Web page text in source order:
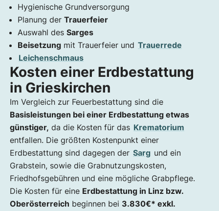
Hygienische Grundversorgung
Planung der Trauerfeier
Auswahl des Sarges
Beisetzung mit Trauerfeier und Trauerrede
Leichenschmaus
Kosten einer Erdbestattung
in Grieskirchen
Im Vergleich zur Feuerbestattung sind die
Basisleistungen bei einer Erdbestattung etwas
günstiger, da die Kosten für das Krematorium
entfallen. Die größten Kostenpunkt einer
Erdbestattung sind dagegen der Sarg und ein
Grabstein, sowie die Grabnutzungskosten,
Friedhofsgebühren und eine mögliche Grabpflege.
Die Kosten für eine Erdbestattung in Linz bzw.
Oberösterreich beginnen bei 3.830€* exkl.